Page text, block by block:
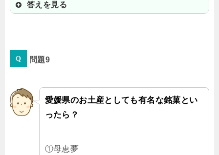
答えを見る
四国は、4つの県すべてに1つずつ空
問題9
愛媛県のお土産としても有名な銘菓とい
ったら？
①母恵夢